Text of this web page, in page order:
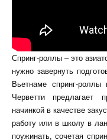
Спринг-роллы – это
нужно завернуть
Вьетнаме спринг-
Черветти предлагает
начинкой в качестве
работу или в школу в
поужинать, сочетая